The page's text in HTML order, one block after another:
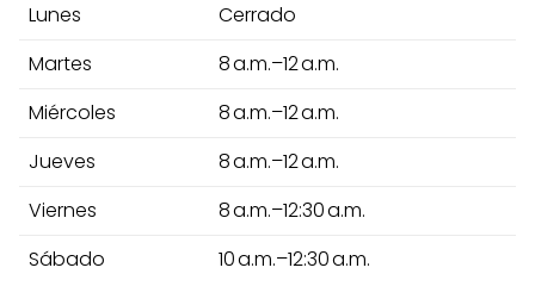
Lunes
Cerrado
Martes
8 a.m.–12 a.m.
Miércoles
8 a.m.–12 a.m.
Jueves
8 a.m.–12 a.m.
Viernes
8 a.m.–12:30 a.m.
Sábado
10 a.m.–12:30 a.m.